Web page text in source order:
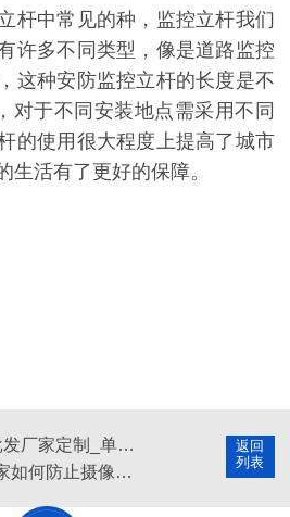
杆中常见的种，监控立杆我们
许多不同类型，像是道路监控
这种安防监控立杆的长度是不
对于不同安装地点需采用不同
的使用很大程度上提高了城市
生活有了更好的保障。
返回
列表
2米监控立杆批发厂家定制_单枪变径立杆效果图纸
监控杆定制厂家如何防止摄像机监控杆生锈